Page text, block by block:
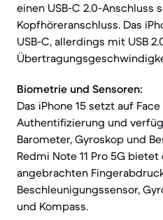
einen USB-C 2.0-Anschluss
Kopfhöreranschluss. Das
USB-C, allerdings mit USB
Biometrie und Sensoren:
Das iPhone 15 setzt auf
Authentifizierung und
Barometer, Gyroskop und
Redmi Note 11 Pro 5G
angebrachten
Beschleunigungssensor,
und Kompass.